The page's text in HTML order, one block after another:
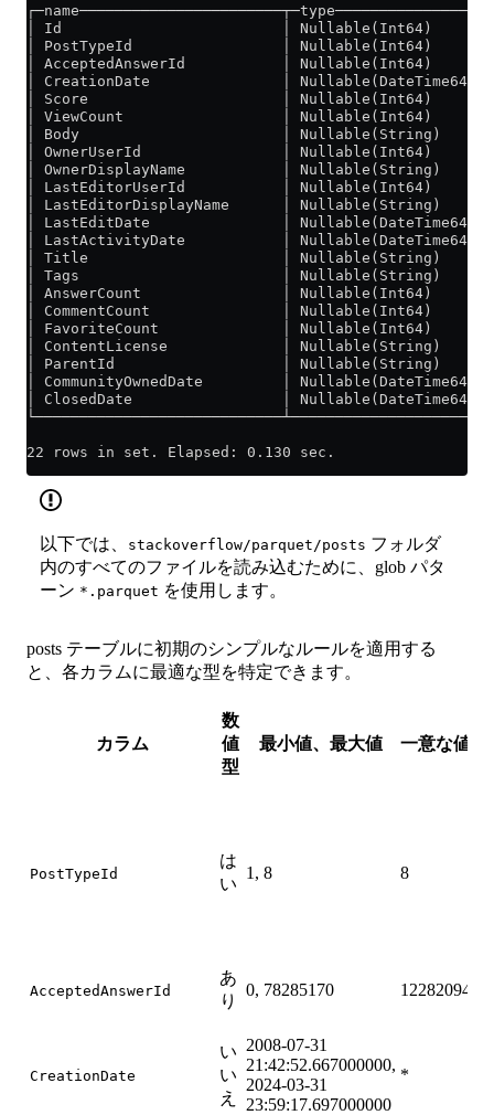
│ Id                         │ Nullable(Int64)
│ PostTypeId                 │ Nullable(Int64)
│ AcceptedAnswerId           │ Nullable(Int64)
│ CreationDate               │
│ Score                      │ Nullable(Int64)
│ ViewCount                  │ Nullable(Int64)
│ Body                       │ Nullable(String)
│ OwnerUserId                │ Nullable(Int64)
│ OwnerDisplayName           │ Nullable(String)
│ LastEditorUserId           │ Nullable(Int64)
│ LastEditorDisplayName      │ Nullable(String)
│ LastEditDate               │
│ LastActivityDate           │
│ Title                      │ Nullable(String)
│ Tags                       │ Nullable(String)
│ AnswerCount                │ Nullable(Int64)
│ CommentCount               │ Nullable(Int64)
│ FavoriteCount              │ Nullable(Int64)
│ ContentLicense             │ Nullable(String)
│ ParentId                   │ Nullable(String)
│ CommunityOwnedDate         │
│ ClosedDate                 │
22 rows in set. Elapsed: 0.130 sec.
以下では、 stackoverflow/parquet/posts フォルダ
内のすべてのファイルを読み込むために、glob パタ
ーン *.parquet を使用します。
posts テーブルに初期のシンプルなルールを適用する
と、各カラムに最適な型を特定できます。
カラム
数
値
型
最小値、最大値 一意な値
PostTypeId
は
い
1, 8 8
AcceptedAnswerId
あ
り
0, 78285170 12282094
CreationDate
い
い
え
2008-07-31
21:42:52.667000000,
2024-03-31
23:59:17.697000000
*